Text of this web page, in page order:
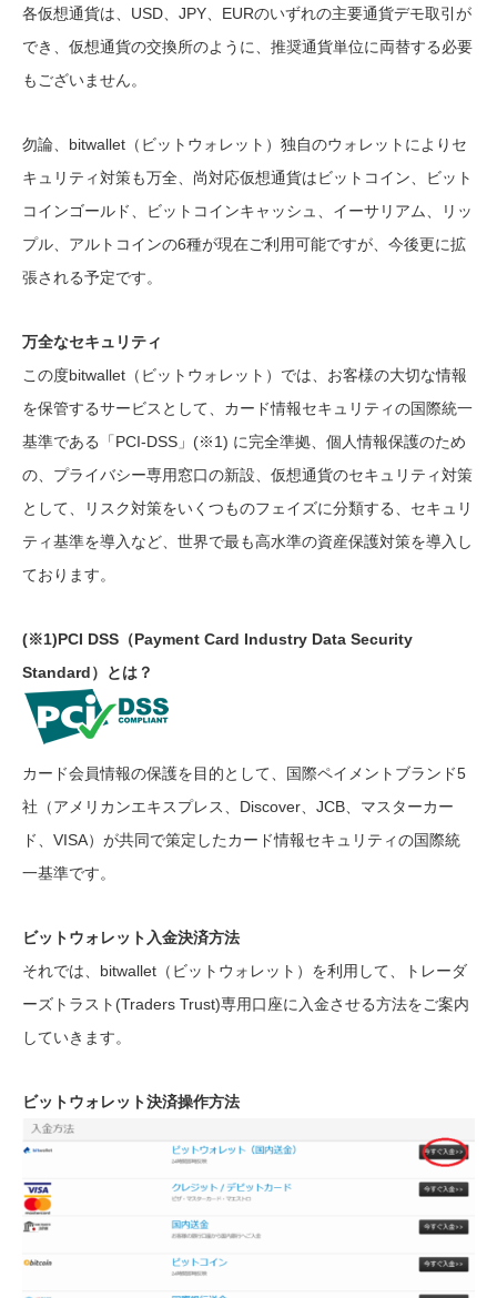
各仮想通貨は、USD、JPY、EURのいずれの主要通貨デモ取引が
でき、仮想通貨の交換所のように、推奨通貨単位に両替する必要
もございません。
勿論、bitwallet（ビットウォレット）独自のウォレットによりセ
キュリティ対策も万全、尚対応仮想通貨はビットコイン、ビット
コインゴールド、ビットコインキャッシュ、イーサリアム、リッ
プル、アルトコインの6種が現在ご利用可能ですが、今後更に拡
張される予定です。
万全なセキュリティ
この度bitwallet（ビットウォレット）では、お客様の大切な情報
を保管するサービスとして、カード情報セキュリティの国際統一
基準である「PCI-DSS」(※1) に完全準拠、個人情報保護のため
の、プライバシー専用窓口の新設、仮想通貨のセキュリティ対策
として、リスク対策をいくつものフェイズに分類する、セキュリ
ティ基準を導入など、世界で最も高水準の資産保護対策を導入し
ております。
(※1)PCI DSS（Payment Card Industry Data Security
Standard）とは？
カード会員情報の保護を目的として、国際ペイメントブランド5
社（アメリカンエキスプレス、Discover、JCB、マスターカー
ド、VISA）が共同で策定したカード情報セキュリティの国際統
一基準です。
ビットウォレット入金決済方法
それでは、bitwallet（ビットウォレット）を利用して、トレーダ
ーズトラスト(Traders Trust)専用口座に入金させる方法をご案内
していきます。
ビットウォレット決済操作方法